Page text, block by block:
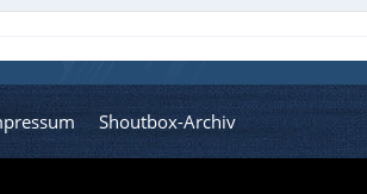
Shoutbox-Archiv